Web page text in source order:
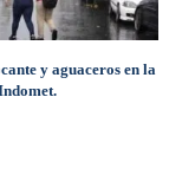
y aguaceros en la